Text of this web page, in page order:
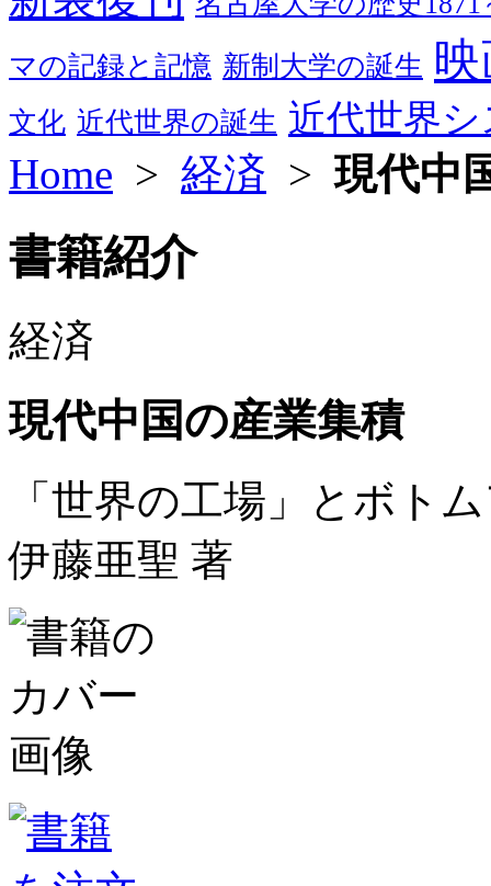
マの記録と記憶 新制大学の誕生
文化 近代世界の誕生 近代世界
Home > 経済 >現代中
書籍紹介
経済
現代中国の産業集積
「世界の工場」とボト
伊藤亜聖 著